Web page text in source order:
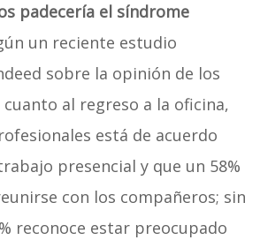
padecería el síndrome
un reciente estudio
sobre la opinión de los
al regreso a la oficina,
está de acuerdo
presencial y que un 58%
con los compañeros; sin
reconoce estar preocupado